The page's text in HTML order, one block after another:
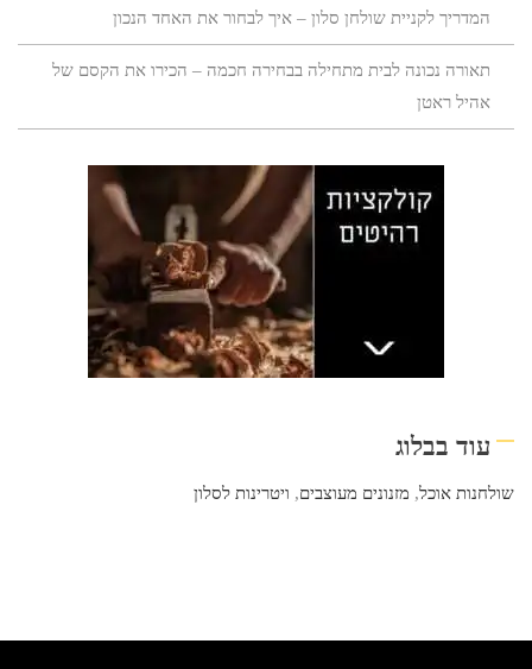
המדריך לקניית שולחן סלון – איך לבחור את האחד הנכון
תאורה נכונה לבית מתחילה בבחירה חכמה – הכירו את הקסם של
אהיל ראטן
עוד בבלוג
שולחנות אוכל, מזנונים מעוצבים, ויטרינות לסלון